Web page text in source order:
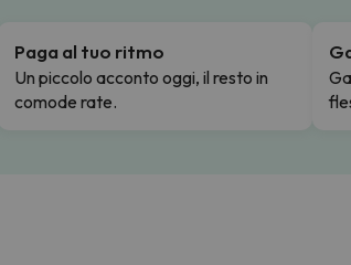
Paga al tuo ritmo
Un piccolo acconto oggi, il resto in
comode rate.